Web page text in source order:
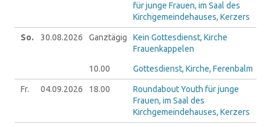
für junge Frauen, im Saal des
Kirchgemeindehauses, Kerzers
So. 30.08.2026 Ganztägig
Kein Gottesdienst, Kirche
Frauenkappelen
10.00 Gottesdienst, Kirche, Ferenbalm
Fr. 04.09.2026 18.00
Roundabout Youth für junge
Frauen, im Saal des
Kirchgemeindehauses, Kerzers